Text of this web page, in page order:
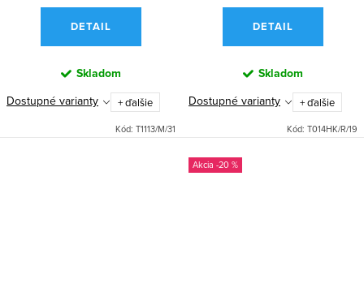
DETAIL
Skladom
Dostupné varianty
+ ďalšie
Kód: T1113/M/31
DETAIL
Skladom
Dostupné varianty
+ ďalšie
Kód: T014HK/R/19
-20 %